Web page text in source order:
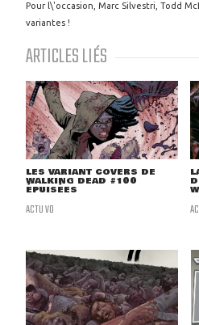
Pour l\'occasion, Marc Silvestri, Todd
variantes !
ARTICLES LIÉS
LES VARIANT COVERS DE
WALKING DEAD #100
ÉPUISÉES
ACTU VO